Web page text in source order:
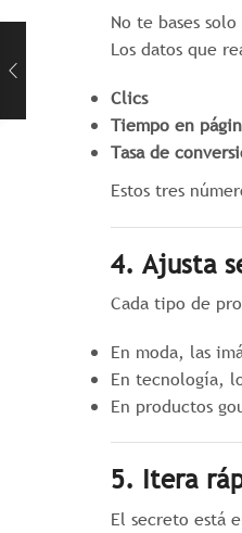
No te bases
Los datos que
Clics
Tiempo en
Tasa de
Estos tres
4. Ajusta
Cada tipo de
En moda, las
En tecnología,
En productos
5. Itera
El secreto está